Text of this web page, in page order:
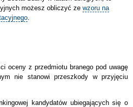
możesz obliczyć ze wzoru na
oceny z przedmiotu branego pod uwagę
nie stanowi przeszkody w przyjęciu
kandydatów ubiegających się o